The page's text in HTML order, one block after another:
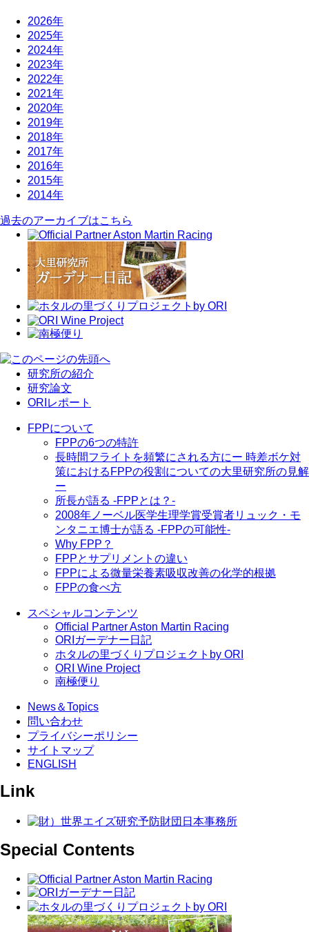
2026年
2025年
2024年
2023年
2022年
2021年
2020年
2019年
2018年
2017年
2016年
2015年
2014年
過去のアーカイブはこちら
研究所の紹介
研究論文
ORIレポート
FPPについて
FPPの6つの特許
長時間フライトを頻繁にされる方にー 時差ボケ対
策におけるFPPの役割についての大里研究所の見解
ー
所長が語る -FPPとは？-
2008年ノーベル医学生理学賞受賞者リュック・モ
ンタニエ博士が語る -FPPの可能性-
Why FPP？
FPPとサプリメントの違い
FPPによる微量栄養素吸収改善の化学的根拠
FPPの食べ方
スペシャルコンテンツ
Official Partner Aston Martin Racing
ORIガーデナー日記
ホタルの里づくりプロジェクトby ORI
ORI Wine Project
南極便り
News＆Topics
問い合わせ
プライバシーポリシー
サイトマップ
ENGLISH
Link
Special Contents